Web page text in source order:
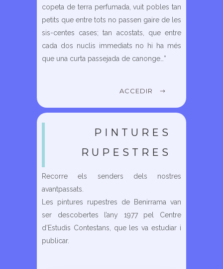
copeta de terra perfumada, vuit pobles tan
petits que entre tots no passen gaire de les
sis-centes cases; tan acostats, que entre
cada dos nuclis immediats no hi ha més
que una curta passejada de canonge…”
ACCEDIR
PINTURES
RUPESTRES
Recorre els senders dels nostres
avantpassats.
Les pintures rupestres de Benirrama van
ser descobertes l’any 1977 pel Centre
d’Estudis Contestans, que les va estudiar i
publicar.